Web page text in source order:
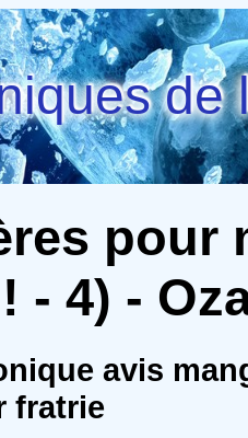
de
pour
- 4) -
avis
fratrie